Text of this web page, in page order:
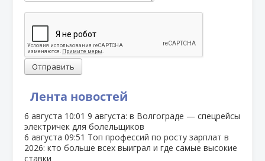
Лента новостей
6 августа 10:01 9 августа: в Волгограде — спецрейсы
электричек для болельщиков
6 августа 09:51 Топ профессий по росту зарплат в
2026: кто больше всех выиграл и где самые высокие
ставки
Отправить